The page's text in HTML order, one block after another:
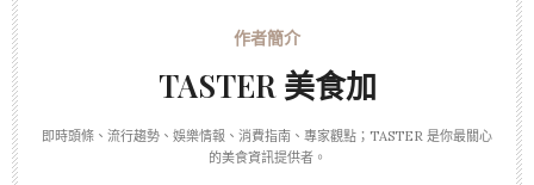
TASTER 美食加
即時頭條、流行趨勢、娛樂情報、消費指南、專家觀點；TASTER 是你最關心
的美食資訊提供者。